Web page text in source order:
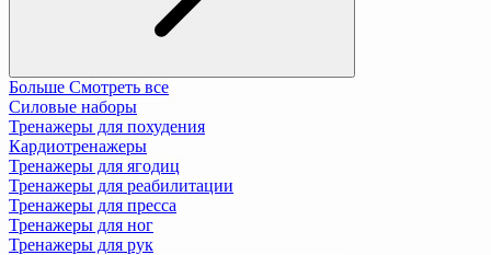
Больше Смотреть все
Силовые наборы
Тренажеры для похудения
Кардиотренажеры
Тренажеры для ягодиц
Тренажеры для реабилитации
Тренажеры для пресса
Тренажеры для ног
Тренажеры для рук